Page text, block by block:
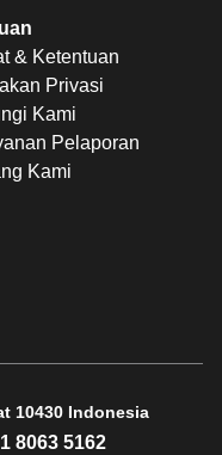
& Ketentuan
Privasi
Kami
Pelaporan
Kami
10430 Indonesia
8063 5162